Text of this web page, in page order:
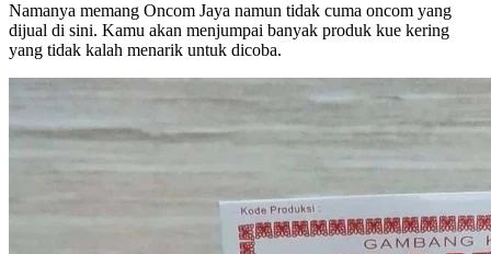
Namanya memang Oncom Jaya namun tidak cuma oncom yang
dijual di sini. Kamu akan menjumpai banyak produk kue kering
yang tidak kalah menarik untuk dicoba.